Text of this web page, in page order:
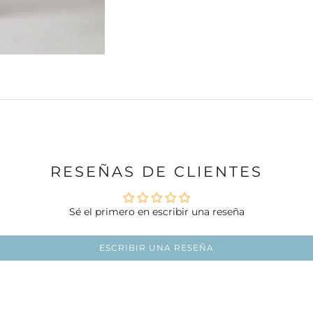
RESEÑAS DE CLIENTES
Sé el primero en escribir una reseña
ESCRIBIR UNA RESEÑA